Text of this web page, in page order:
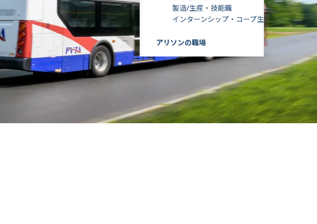
製造/生産・技能職
インターンシップ・コープ生
アリソンの職場